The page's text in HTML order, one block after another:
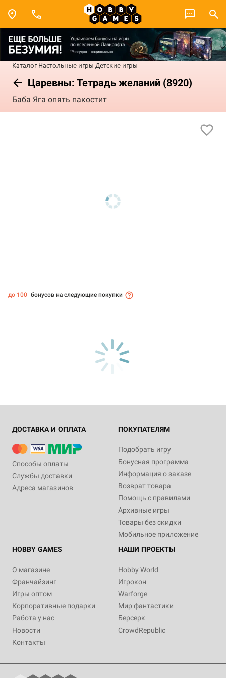
Каталог Настольные игры Детские игры
Царевны: Тетрадь желаний (8920)
Баба Яга опять пакостит
до 100 бонусов на следующие покупки
ДОСТАВКА И ОПЛАТА
Способы оплаты
Службы доставки
Адреса магазинов
ПОКУПАТЕЛЯМ
Подобрать игру
Бонусная программа
Информация о заказе
Возврат товара
Помощь с правилами
Архивные игры
Товары без скидки
Мобильное приложение
HOBBY GAMES
О магазине
Франчайзинг
Игры оптом
Корпоративные подарки
Работа у нас
Новости
Контакты
НАШИ ПРОЕКТЫ
Hobby World
Игрокон
Warforge
Мир фантастики
Берсерк
CrowdRepublic